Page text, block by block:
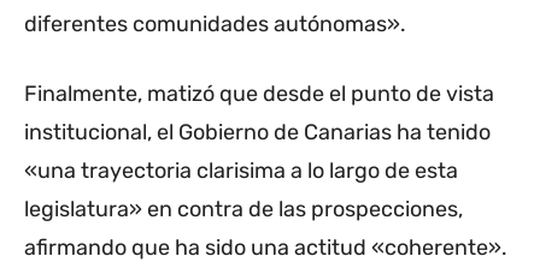
diferentes comunidades autónomas».
Finalmente, matizó que desde el punto de vista
institucional, el Gobierno de Canarias ha tenido
«una trayectoria clarisima a lo largo de esta
legislatura» en contra de las prospecciones,
afirmando que ha sido una actitud «coherente».